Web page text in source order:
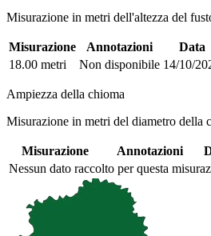
Misurazione in metri dell'altezza del
Misurazione Annotazioni
Data
18.00 metri
Non disponibile 14/10/
Ampiezza della chioma
Misurazione in metri del diametro della
Misurazione Annotazioni
Nessun dato raccolto per questa